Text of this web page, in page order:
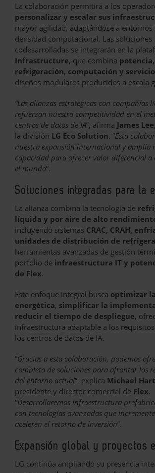
La colaboración permitirá a los
personalizar y escalar sus
mayor agilidad, adaptándose a entornos
densidad computacional. Las soluciones
codesarrolladas se integrarán en la
Infrastructure, que combina potencia,
refrigeración, computación y
diseños modulares producidos a escala
“Las alianzas estratégicas con compañías
refuerzan nuestra competitividad en el
centros de datos de IA”, afirma James Lee
la división LG Eco Solution. “Esta
nuestra expansión internacional y amplía
capacidad para ofrecer valor diferencial a
el mundo”.
Soluciones integradas para la
La alianza combina la tecnología de
líquida y por aire de alto
incluyendo sistemas CRAC, CRAH,
unidades de distribución de
herramientas avanzadas de gestión
porfolio de infraestructura IT y
de Flex.
Este enfoque integral busca optimizar
energética, simplificar la
reducir el tiempo de despliegue,
infraestructura adaptable a los
los centros de datos de IA.
“Gracias a esta colaboración, podemos
completa de soluciones para afrontar los
del entorno actual”, explica Michael
presidente y director comercial de Flex.
“Desarrollaremos infraestructura
con tecnologías avanzadas que
aceleren el retorno de inversión”.
Expansión global y proyectos
LG continúa ampliando su presencia